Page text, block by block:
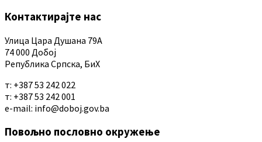
Контактирајте нас
Улица Цара Душана 79А
74 000 Добој
Република Српска, БиХ
т: +387 53 242 022
т: +387 53 242 001
е-mail: info@doboj.gov.ba
Повољно пословно окружење